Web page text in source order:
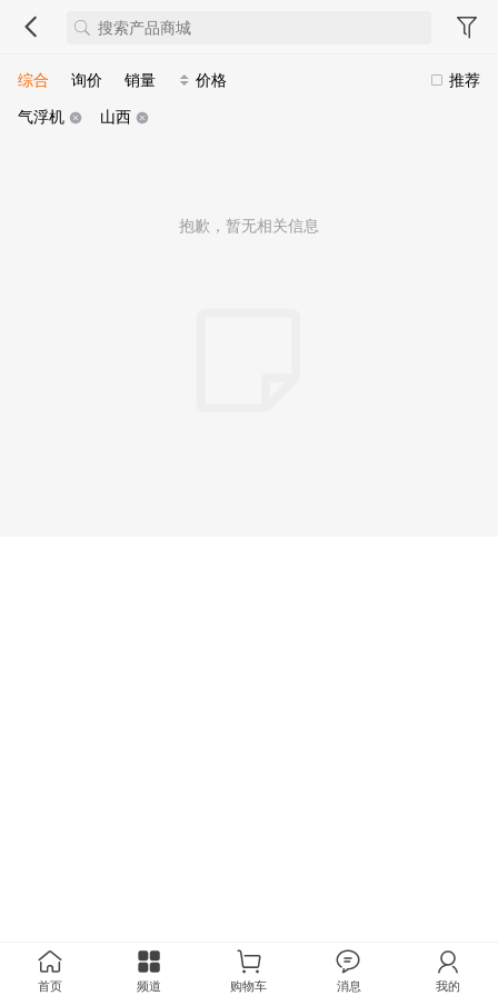
推荐
综合 询价 销量
价格
气浮机
山西
抱歉，暂无相关信息
首页 频道 购物车 消息 我的